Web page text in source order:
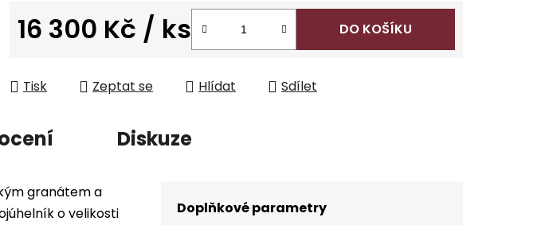
16 300 Kč / ks DO KOŠÍKU
Tisk Zeptat se Hlídat Sdílet
Diskuze
granátem a
o velikosti
Doplňkové parametry